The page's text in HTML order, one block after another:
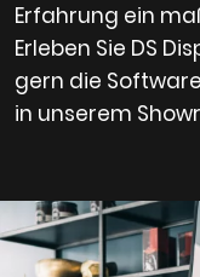
Erfahrung ein
Erleben Sie DS
gern die
in unserem